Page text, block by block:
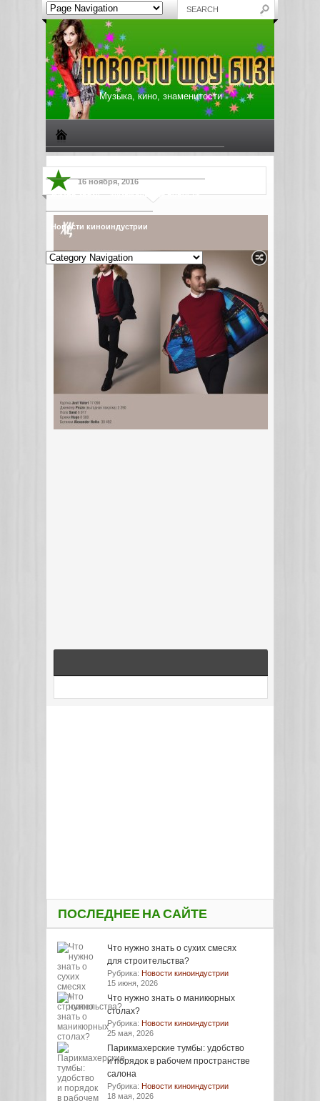
Музыка, кино, знаменитости
Жизнь звезд Музыкальные новости
Новости киноиндустрии
16 ноября, 2016
ПОСЛЕДНЕЕ НА САЙТЕ
Что нужно знать о сухих смесях
для строительства?
Рубрика: Новости киноиндустрии
15 июня, 2026
Что нужно знать о маникюрных
столах?
Рубрика: Новости киноиндустрии
25 мая, 2026
Парикмахерские тумбы: удобство
и порядок в рабочем пространстве
салона
Рубрика: Новости киноиндустрии
18 мая, 2026